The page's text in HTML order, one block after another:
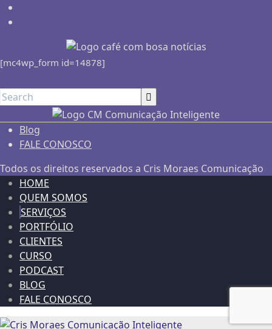
[mc4wp_form id=14878]
Blog
FALE CONOSCO
Todos os direitos reservados a Cris Moraes Comunicação
HOME
QUEM SOMOS
SERVIÇOS
PORTFÓLIO
CLIENTES
CURSO
PODCAST
BLOG
FALE CONOSCO